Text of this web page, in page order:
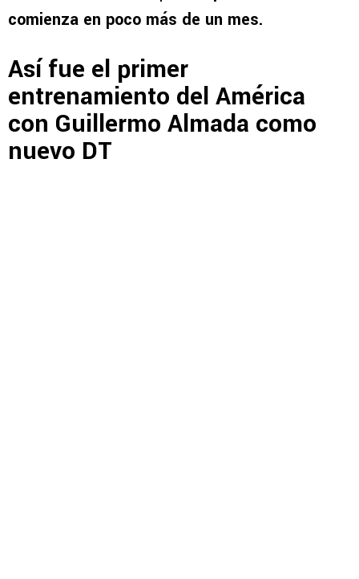
comienza en poco más de un mes.
Así fue el primer
entrenamiento del América
con Guillermo Almada como
nuevo DT